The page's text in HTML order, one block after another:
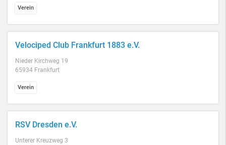
Verein
Velociped Club Frankfurt 1883 e.V.
Nieder Kirchweg 19
65934 Frankfurt
Verein
RSV Dresden e.V.
Unterer Kreuzweg 3